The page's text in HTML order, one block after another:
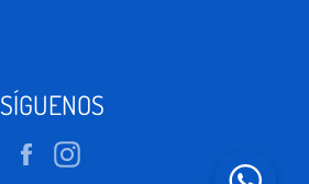
SÍGUENOS
Facebook